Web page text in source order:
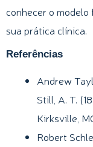
conhecer o
sua prática clínica.
Referências
Andrew
Still, A. T.
Kirksville,
Robert